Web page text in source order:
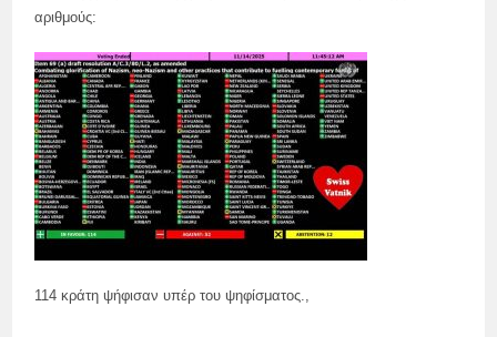
αριθμούς:
114 κράτη ψήφισαν υπέρ του ψηφίσματος.,